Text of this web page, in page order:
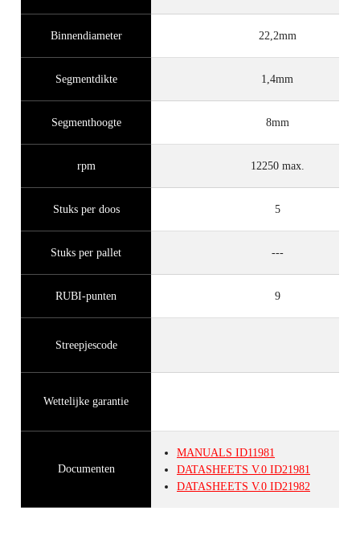
Binnendiameter 22,2mm
Segmentdikte 1,4mm
Segmenthoogte 8mm
rpm 12250 max.
Stuks per doos 5
Stuks per pallet ---
RUBI-punten 9
Streepjescode
Wettelijke garantie
Documenten
MANUALS ID11981
DATASHEETS V.0 ID21981
DATASHEETS V.0 ID21982